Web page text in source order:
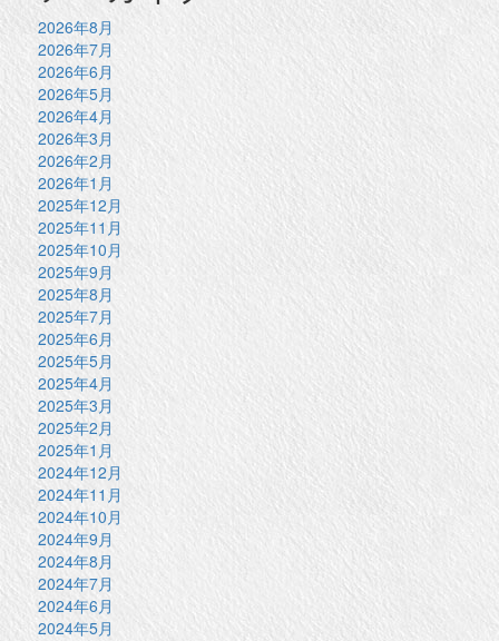
2026年8月
2026年7月
2026年6月
2026年5月
2026年4月
2026年3月
2026年2月
2026年1月
2025年12月
2025年11月
2025年10月
2025年9月
2025年8月
2025年7月
2025年6月
2025年5月
2025年4月
2025年3月
2025年2月
2025年1月
2024年12月
2024年11月
2024年10月
2024年9月
2024年8月
2024年7月
2024年6月
2024年5月